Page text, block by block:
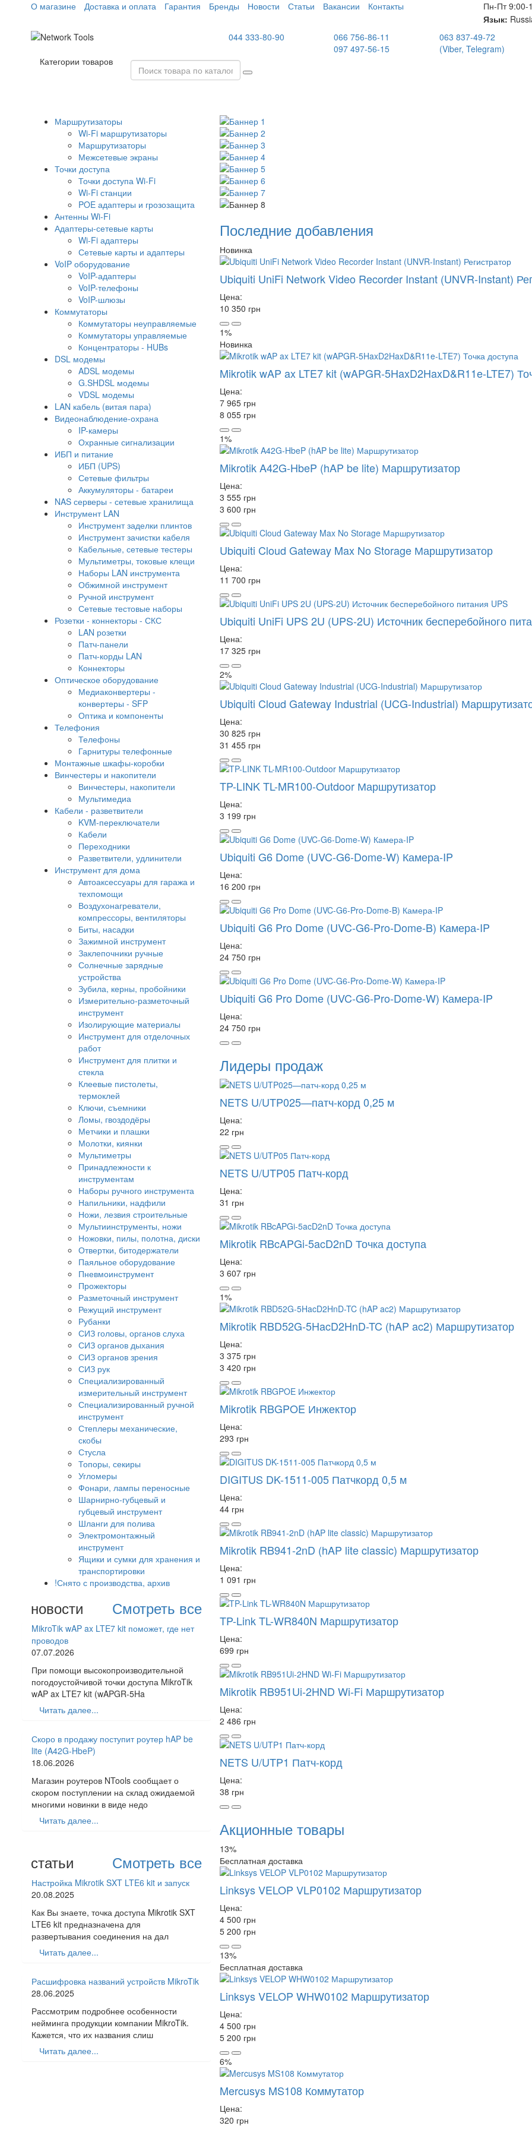
О магазине Доставка и оплата Гарантия Бренды Новости Статьи Вакансии Контакты
Пн-Пт 9:00-
Язык:
044 333-80-90
066 756-86-11
097 497-56-15
063 837-49-72
(Viber, Telegram)
Категории товаров
Маршрутизаторы
Wi-Fi маршрутизаторы
Маршрутизаторы
Межсетевые экраны
Точки доступа
Точки доступа Wi-Fi
Wi-Fi станции
POE адаптеры и грозозащита
Антенны Wi-Fi
Адаптеры-сетевые карты
Wi-Fi адаптеры
Сетевые карты и адаптеры
VoIP оборудование
VoIP-адаптеры
VoIP-телефоны
VoIP-шлюзы
Коммутаторы
Коммутаторы неуправляемые
Коммутаторы управляемые
Концентраторы - HUBs
DSL модемы
ADSL модемы
G.SHDSL модемы
VDSL модемы
LAN кабель (витая пара)
Видеонаблюдение-охрана
IP-камеры
Охранные сигнализации
ИБП и питание
ИБП (UPS)
Сетевые фильтры
Аккумуляторы - батареи
NAS серверы - сетевые хранилища
Инструмент LAN
Инструмент заделки плинтов
Инструмент зачистки кабеля
Кабельные, сетевые тестеры
Мультиметры, токовые клещи
Наборы LAN инструмента
Обжимной инструмент
Ручной инструмент
Сетевые тестовые наборы
Розетки - коннекторы - СКС
LAN розетки
Патч-панели
Патч-корды LAN
Коннекторы
Оптическое оборудование
Медиаконвертеры -
конвертеры - SFP
Оптика и компоненты
Телефония
Телефоны
Гарнитуры телефонные
Монтажные шкафы-коробки
Винчестеры и накопители
Винчестеры, накопители
Мультимедиа
Кабели - разветвители
KVM-переключатели
Кабели
Переходники
Разветвители, удлинители
Инструмент для дома
Автоаксессуары для гаража и
техпомощи
Воздухонагреватели,
компрессоры, вентиляторы
Биты, насадки
Зажимной инструмент
Заклепочники ручные
Солнечные зарядные
устройства
Зубила, керны, пробойники
Измерительно-разметочный
инструмент
Изолирующие материалы
Инструмент для отделочных
работ
Инструмент для плитки и
стекла
Клеевые пистолеты,
термоклей
Ключи, съемники
Ломы, гвоздодёры
Метчики и плашки
Молотки, киянки
Мультиметры
Принадлежности к
инструментам
Наборы ручного инструмента
Напильники, надфили
Ножи, лезвия строительные
Мультиинструменты, ножи
Ножовки, пилы, полотна, диски
Отвертки, битодержатели
Паяльное оборудование
Пневмоинструмент
Прожекторы
Разметочный инструмент
Режущий инструмент
Рубанки
СИЗ головы, органов слуха
СИЗ органов дыхания
СИЗ органов зрения
СИЗ рук
Специализированный
измерительный инструмент
Специализированный ручной
инструмент
Степлеры механические,
скобы
Стусла
Топоры, секиры
Угломеры
Фонари, лампы переносные
Шарнирно-губцевый и
губцевый инструмент
Шланги для полива
Электромонтажный
инструмент
Ящики и сумки для хранения и
транспортировки
!Снято с производства, архив
новости Смотреть все
MikroTik wAP ax LTE7 kit поможет, где нет
проводов
07.07.2026
При помощи высокопроизводительной
погодоустойчивой точки доступа MikroTik
wAP ax LTE7 kit (wAPGR-5Ha
Читать далее...
Скоро в продажу поступит роутер hAP be
lite (A42G-HbeP)
18.06.2026
Магазин роутеров NTools сообщает о
скором поступлении на склад ожидаемой
многими новинки в виде недо
Читать далее...
статьи Смотреть все
Настройка Mikrotik SXT LTE6 kit и запуск
20.08.2025
Как Вы знаете, точка доступа Mikrotik SXT
LTE6 kit предназначена для
развертывания соединения на дал
Читать далее...
Расшифровка названий устройств MikroTik
28.06.2025
Рассмотрим подробнее особенности
нейминга продукции компании MikroTik.
Кажется, что их названия слиш
Читать далее...
Последние добавления
Новинка
Ubiquiti UniFi Network Video Recorder Instant (UNVR-Instant)
Цена:
10 350 грн
1%
Новинка
Mikrotik wAP ax LTE7 kit (wAPGR-5HaxD2HaxD&R11e-LTE7)
Цена:
7 965 грн
8 055 грн
1%
Mikrotik A42G-HbeP (hAP be lite) Маршрутизатор
Цена:
3 555 грн
3 600 грн
Ubiquiti Cloud Gateway Max No Storage Маршрутизатор
Цена:
11 700 грн
Ubiquiti UniFi UPS 2U (UPS-2U) Источник бесперебойного
Цена:
17 325 грн
2%
Ubiquiti Cloud Gateway Industrial (UCG-Industrial)
Цена:
30 825 грн
31 455 грн
TP-LINK TL-MR100-Outdoor Маршрутизатор
Цена:
3 199 грн
Ubiquiti G6 Dome (UVC-G6-Dome-W) Камера-IP
Цена:
16 200 грн
Ubiquiti G6 Pro Dome (UVC-G6-Pro-Dome-B) Камера-IP
Цена:
24 750 грн
Ubiquiti G6 Pro Dome (UVC-G6-Pro-Dome-W) Камера-IP
Цена:
24 750 грн
Лидеры продаж
NETS U/UTP025—патч-корд 0,25 м
Цена:
22 грн
NETS U/UTP05 Патч-корд
Цена:
31 грн
Mikrotik RBcAPGi-5acD2nD Точка доступа
Цена:
3 607 грн
1%
Mikrotik RBD52G-5HacD2HnD-TC (hAP ac2) Маршрутизатор
Цена:
3 375 грн
3 420 грн
Mikrotik RBGPOE Инжектор
Цена:
293 грн
DIGITUS DK-1511-005 Патчкорд 0,5 м
Цена:
44 грн
Mikrotik RB941-2nD (hAP lite classic) Маршрутизатор
Цена:
1 091 грн
TP-Link TL-WR840N Маршрутизатор
Цена:
699 грн
Mikrotik RB951Ui-2HND Wi-Fi Маршрутизатор
Цена:
2 486 грн
NETS U/UTP1 Патч-корд
Цена:
38 грн
Акционные товары
13%
Бесплатная доставка
Linksys VELOP VLP0102 Маршрутизатор
Цена:
4 500 грн
5 200 грн
13%
Бесплатная доставка
Linksys VELOP WHW0102 Маршрутизатор
Цена:
4 500 грн
5 200 грн
6%
Mercusys MS108 Коммутатор
Цена:
320 грн